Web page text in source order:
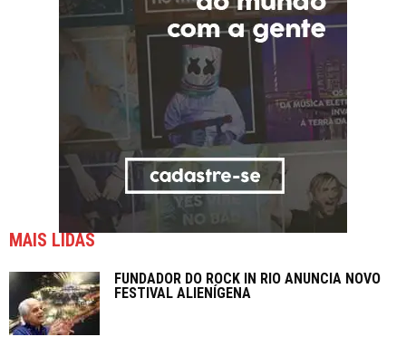
MAIS LIDAS
FUNDADOR DO ROCK IN RIO ANUNCIA NOVO
FESTIVAL ALIENÍGENA